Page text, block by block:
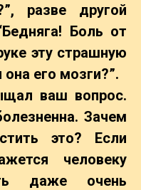
разве другой
Боль от
эту страшную
его мозги?”.
ваш вопрос.
Зачем
это? Если
человеку
даже очень